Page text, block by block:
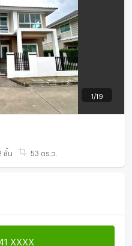
1 /19
ชั้น 53 ตร.ว.
XXXX